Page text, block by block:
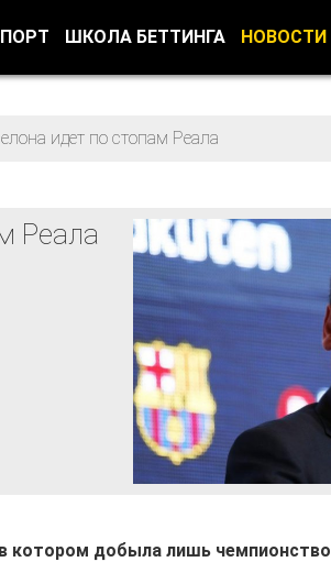
ШКОЛА БЕТТИНГА НОВОСТИ
идет по стопам Реала
Реала
котором добыла лишь